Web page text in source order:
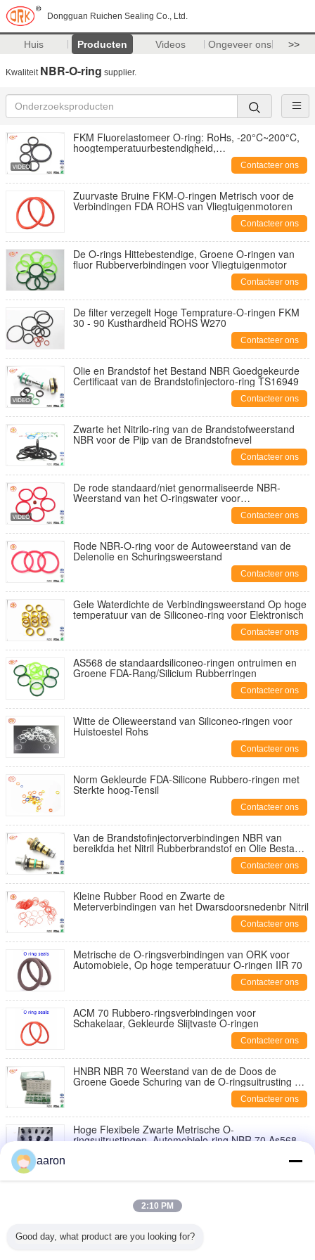
Dongguan Ruichen Sealing Co., Ltd.
Huis Producten Videos Ongeveer ons >>
Kwaliteit NBR-O-ring supplier.
FKM Fluorelastomeer O-ring: RoHs, -20°C~200°C,
hoogtemperatuurbestendigheid,
slijtagebestendigheid, oliebestendigheidContacteer ons
Zuurvaste Bruine FKM-O-ringen Metrisch voor de
Verbindingen FDA ROHS van Vliegtuigenmotoren
Contacteer ons
De O-rings Hittebestendige, Groene O-ringen van
fluor Rubberverbindingen voor Vliegtuigenmotor
Contacteer ons
De filter verzegelt Hoge Temprature-O-ringen FKM
30 - 90 Kusthardheid ROHS W270
Contacteer ons
Olie en Brandstof het Bestand NBR Goedgekeurde
Certificaat van de Brandstofinjectoro-ring TS16949
Contacteer ons
Zwarte het Nitrilo-ring van de Brandstofweerstand
NBR voor de Pijp van de Brandstofnevel
Contacteer ons
De rode standaard/niet genormaliseerde NBR-
Weerstand van het O-ringswater voor
Contacteer ons
Rode NBR-O-ring voor de Autoweerstand van de
Delenolie en Schuringsweerstand
Contacteer ons
Gele Waterdichte de Verbindingsweerstand Op hoge
temperatuur van de Siliconeo-ring voor Elektronisch
Contacteer ons
AS568 de standaardsiliconeo-ringen ontruimen en
Groene FDA-Rang/Silicium Rubberringen
Contacteer ons
Witte de Olieweerstand van Siliconeo-ringen voor
Huistoestel Rohs
Contacteer ons
Norm Gekleurde FDA-Silicone Rubbero-ringen met
Sterkte hoog-Tensil
Contacteer ons
Van de Brandstofinjectorverbindingen NBR van
bereikfda het Nitril Rubberbrandstof en Olie Bestand
Contacteer ons
Kleine Rubber Rood en Zwarte de
Meterverbindingen van het Dwarsdoorsnedenbr Nitril
Contacteer ons
Metrische de O-ringsverbindingen van ORK voor
Automobiele, Op hoge temperatuur O-ringen IIR 70
Contacteer ons
ACM 70 Rubbero-ringsverbindingen voor
Schakelaar, Gekleurde Slijtvaste O-ringen
Contacteer ons
HNBR NBR 70 Weerstand van de de Doos de
Groene Goede Schuring van de O-ringsuitrusting en
Contacteer ons
Hoge Flexibele Zwarte Metrische O-
ringsuitrustingen, Automobielo-ring NBR 70 As568
Automobiel Hydraulische Hoge druk
Van de Uitrustingsacild van de O-ringenreparatie
aaron
2:10 PM
Good day, what product are you looking for?